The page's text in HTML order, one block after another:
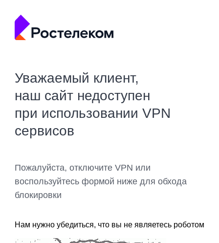
Уважаемый клиент,
наш сайт недоступен
при использовании VPN
сервисов
Пожалуйста, отключите VPN или
воспользуйтесь формой ниже для обхода
блокировки
Нам нужно убедиться, что вы не являетесь роботом